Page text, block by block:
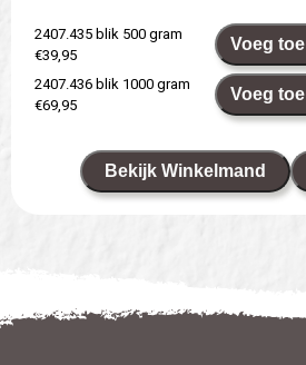
2407.435 blik 500 gram
€39,95
Voeg toe
2407.436 blik 1000 gram
€69,95
Voeg toe
Bekijk Winkelmand